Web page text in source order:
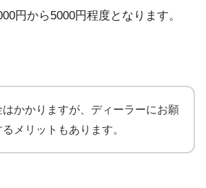
円から5000円程度となります。
はかかりますが、ディーラーにお願
るメリットもあります。